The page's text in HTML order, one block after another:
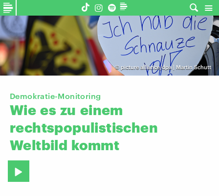
© picture alliance/dpa | Martin Schutt
Demokratie-Monitoring
Wie es zu einem
rechtspopulistischen
Weltbild kommt